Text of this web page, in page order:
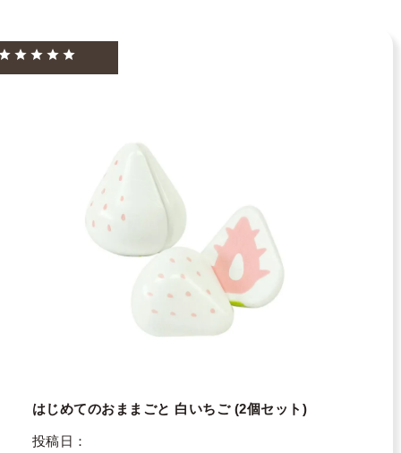
はじめてのおままごと 白いちご (2個セット)
投稿日